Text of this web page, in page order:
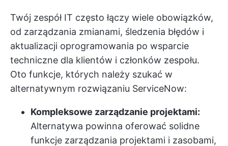
Twój zespół IT często łączy wiele obowiązków,
od zarządzania zmianami, śledzenia błędów i
aktualizacji oprogramowania po wsparcie
techniczne dla klientów i członków zespołu.
Oto funkcje, których należy szukać w
alternatywnym rozwiązaniu ServiceNow:
Kompleksowe zarządzanie projektami:
Alternatywa powinna oferować solidne
funkcje zarządzania projektami i zasobami,